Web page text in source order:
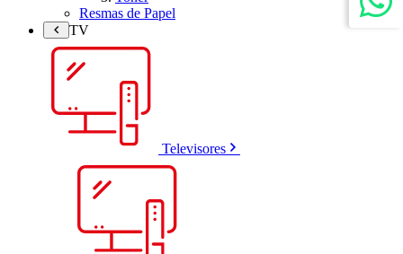
Resmas de Papel
TV
Televisores